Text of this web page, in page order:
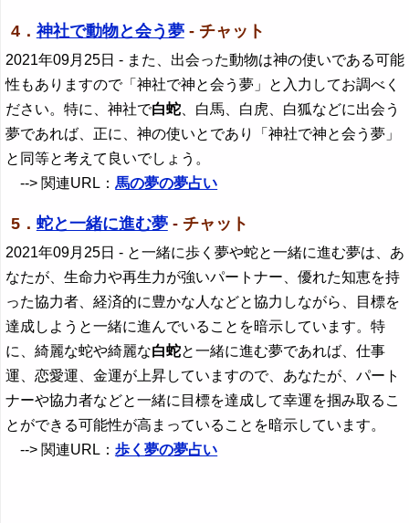
4． 神社で動物と会う夢- チャット
2021年09月25日 - また、出会った動物は神の使いである可能
性もありますので「神社で神と会う夢」と入力してお調べく
ださい。特に、神社で白蛇 、白馬、白虎、白狐などに出会う
夢であれば、正に、神の使いとであり「神社で神と会う夢」
と同等と考えて良いでしょう。
--> 関連URL：馬の夢の夢占い
5． 蛇と一緒に進む夢- チャット
2021年09月25日 - と一緒に歩く夢や蛇と一緒に進む夢は、あ
なたが、生命力や再生力が強いパートナー、優れた知恵を持
った協力者、経済的に豊かな人などと協力しながら、目標を
達成しようと一緒に進んでいることを暗示しています。特
に、綺麗な蛇や綺麗な白蛇と一緒に進む夢であれば、仕事
運、恋愛運、金運が上昇していますので、あなたが、パート
ナーや協力者などと一緒に目標を達成して幸運を掴み取るこ
とができる可能性が高まっていることを暗示しています。
--> 関連URL：歩く夢の夢占い